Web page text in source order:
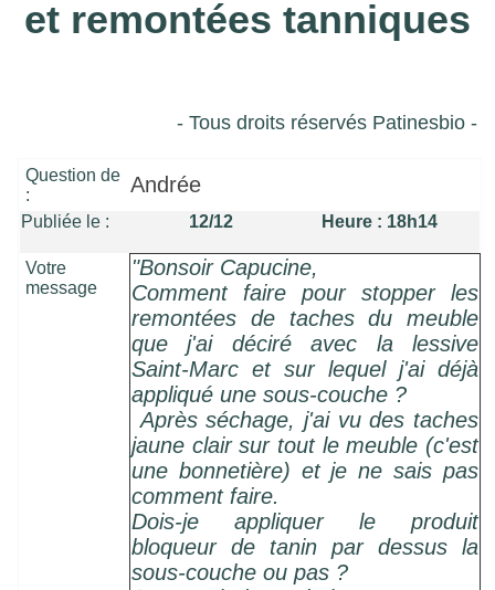
et remontées tanniques
- Tous droits réservés Patinesbio -
Question de
:
Andrée
Publiée le : 12/12 Heure : 18h14
Votre
message
"Bonsoir Capucine,
Comment faire pour stopper les
remontées de taches du meuble
que j'ai déciré avec la lessive
Saint-Marc et sur lequel j'ai déjà
appliqué une sous-couche ?
Après séchage, j'ai vu des taches
jaune clair sur tout le meuble (c'est
une bonnetière) et je ne sais pas
comment faire.
Dois-je appliquer le produit
bloqueur de tanin par dessus la
sous-couche ou pas ?